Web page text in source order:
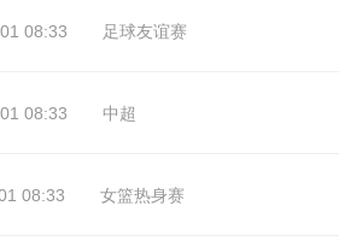
08:33 足球友谊赛
08:33 中超
08:33 女篮热身赛